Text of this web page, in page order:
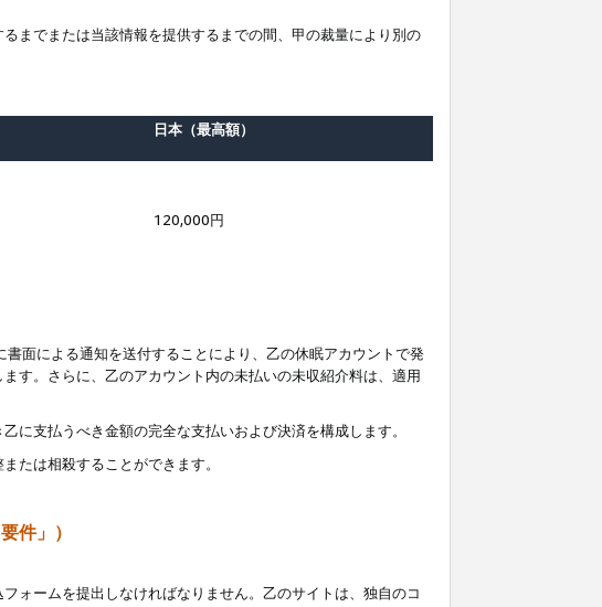
までまたは当該情報を提供するまでの間、甲の裁量により別の
日本（最高額）
120,000円
面による通知を送付することにより、乙の休眠アカウントで発
す。さらに、乙のアカウント内の未払いの未収紹介料は、適用
に支払うべき金額の完全な支払いおよび決済を構成します。
たは相殺することができます。
件」）
ォームを提出しなければなりません。乙のサイトは、独自のコ